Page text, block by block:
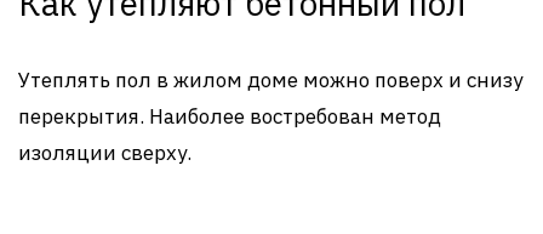
Утеплять пол в жилом доме можно поверх и снизу
перекрытия. Наиболее востребован метод
изоляции сверху.